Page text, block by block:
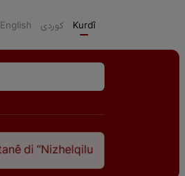
English كوردی Kurdî